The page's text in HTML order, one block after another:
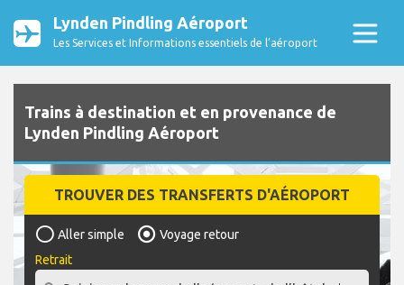
Lynden Pindling Aéroport
Les Services et Informations essentiels de l’aéroport
Trains à destination et en provenance de
Lynden Pindling Aéroport
TROUVER DES TRANSFERTS D'AÉROPORT
Aller simple
Voyage retour
Retrait